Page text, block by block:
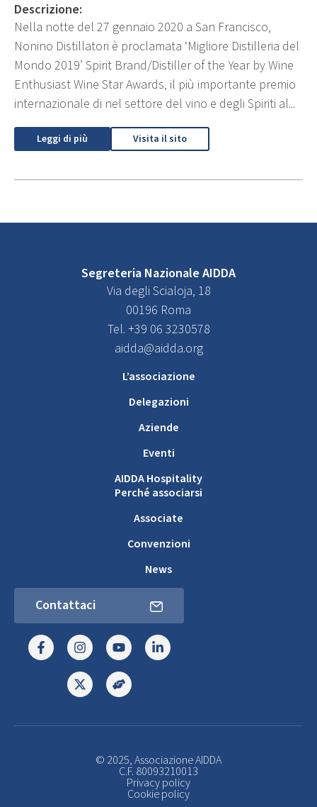
Descrizione:
Nella notte del 27 gennaio 2020 a San Francisco,
Nonino Distillatori è proclamata ‘Migliore Distilleria del
Mondo 2019’ Spirit Brand/Distiller of the Year by Wine
Enthusiast Wine Star Awards, il più importante premio
internazionale di nel settore del vino e degli Spiriti al...
Leggi di più Visita il sito
Segreteria Nazionale AIDDA
Via degli Scialoja, 18
00196 Roma
Tel. +39 06 3230578
aidda@aidda.org
L’associazione
Delegazioni
Aziende
Eventi
AIDDA Hospitality
Perché associarsi
Associate
Convenzioni
News
Contattaci
© 2025, Associazione AIDDA
C.F. 80093210013
Privacy policy
Cookie policy